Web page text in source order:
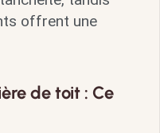
offrent une
de toit : Ce